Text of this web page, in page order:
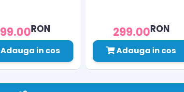
99.00RON
Adauga in cos
299.00RON
Adauga in cos